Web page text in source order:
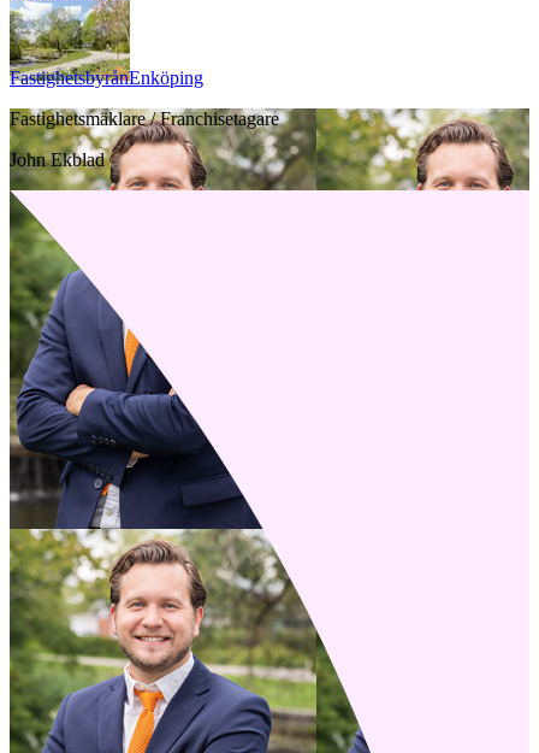
FastighetsbyrånEnköping
Fastighetsmäklare / Franchisetagare
John Ekblad